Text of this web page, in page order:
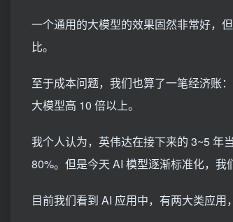
一个通用的大模型的效果固然非常好，
比。
至于成本问题，我们也算了一笔经济账
大模型高 10 倍以上。
我个人认为，英伟达在接下来的 3~5 年
80%。但是今天 AI 模型逐渐标准化，我
目前我们看到 AI 应用中，有两大类应